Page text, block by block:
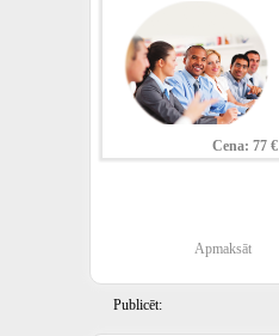
Cena: 77 €
Apmaksāt
Publicēt: